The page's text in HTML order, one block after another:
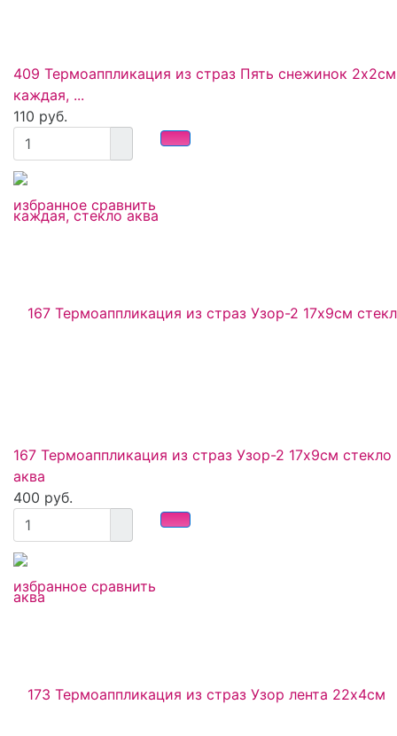
избранное сравнить
409 Термоаппликация из страз Пять снежинок 2х2см
каждая, ...
110 руб.
избранное сравнить
167 Термоаппликация из страз Узор-2 17х9см стекло
аква
400 руб.